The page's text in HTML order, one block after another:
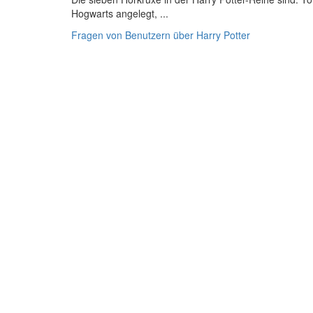
Hogwarts angelegt, ...
Fragen von Benutzern über Harry Potter